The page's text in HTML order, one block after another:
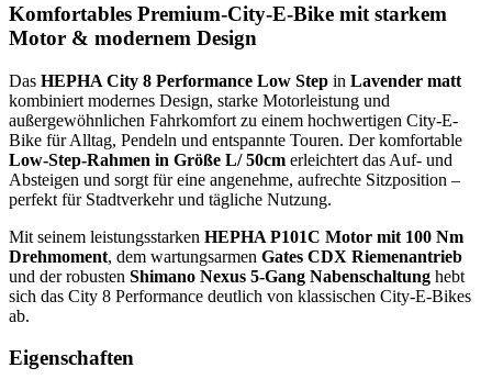
Komfortables Premium-City-E-Bike mit starkem
Motor & modernem Design
Das HEPHA City 8 Performance Low Step in Lavender matt
kombiniert modernes Design, starke Motorleistung und
außergewöhnlichen Fahrkomfort zu einem hochwertigen City-E-
Bike für Alltag, Pendeln und entspannte Touren. Der komfortable
Low-Step-Rahmen in Größe L/ 50cm erleichtert das Auf- und
Absteigen und sorgt für eine angenehme, aufrechte Sitzposition –
perfekt für Stadtverkehr und tägliche Nutzung.
Mit seinem leistungsstarken HEPHA P101C Motor mit 100 Nm
Drehmoment, dem wartungsarmen Gates CDX Riemenantrieb
und der robusten Shimano Nexus 5-Gang Nabenschaltung hebt
sich das City 8 Performance deutlich von klassischen City-E-Bikes
ab.
Eigenschaften